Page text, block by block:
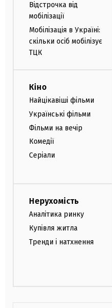
Відстрочка від
мобілізації
Мобілізація в Україні:
скільки осіб мобілізує
ТЦК
Кіно
Найцікавіші фільми
Українські фільми
Фільми на вечір
Комедії
Серіали
Нерухомість
Аналітика ринку
Купівля житла
Тренди і натхнення